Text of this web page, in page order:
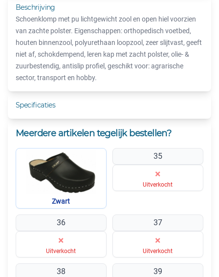
Beschrijving
Schoenklomp met pu lichtgewicht zool en open hiel voorzien
van zachte polster. Eigenschappen: orthopedisch voetbed,
houten binnenzool, polyurethaan loopzool, zeer slijtvast, geeft
niet af, schokdempend, leren kap met zacht polster, olie- &
zuurbestendig, antislip profiel, geschikt voor: agrarische
sector, transport en hobby.
Specificaties
Meerdere artikelen tegelijk bestellen?
Zwart
35
×
Uitverkocht
36
×
Uitverkocht
37
×
Uitverkocht
38 39